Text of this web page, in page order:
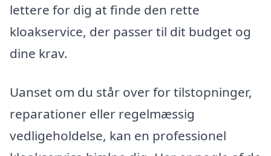
lettere for dig at finde den rette
kloakservice, der passer til dit budget og
dine krav.
Uanset om du står over for tilstopninger,
reparationer eller regelmæssig
vedligeholdelse, kan en professionel